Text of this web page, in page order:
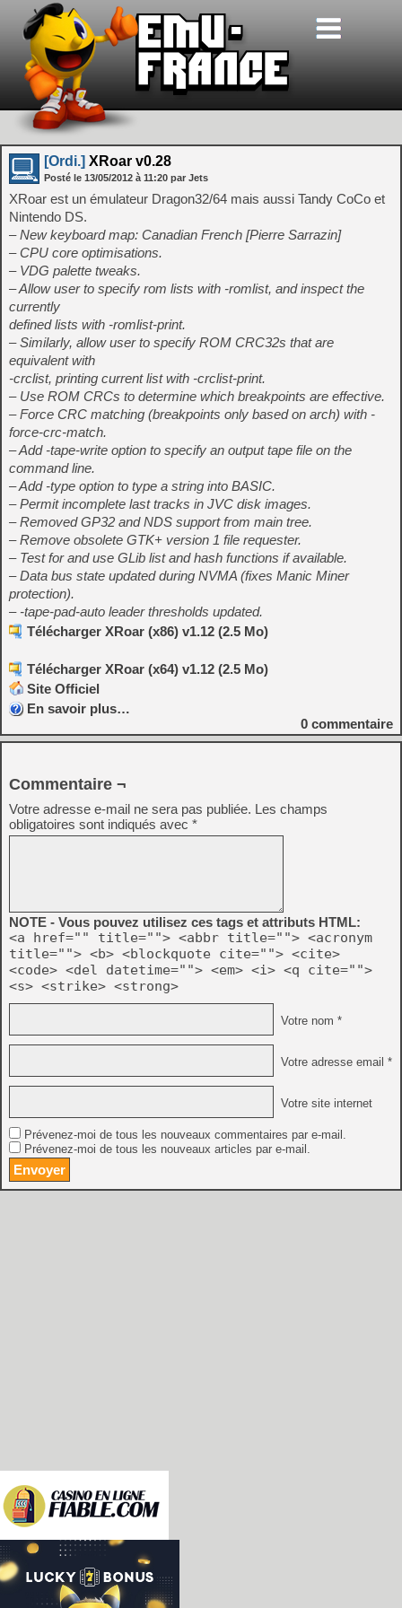
[Ordi.] XRoar v0.28
Posté le 13/05/2012 à 11:20 par Jets
XRoar est un émulateur Dragon32/64 mais aussi Tandy CoCo et
Nintendo DS.
– New keyboard map: Canadian French [Pierre Sarrazin]
– CPU core optimisations.
– VDG palette tweaks.
– Allow user to specify rom lists with -romlist, and inspect the
currently
defined lists with -romlist-print.
– Similarly, allow user to specify ROM CRC32s that are
equivalent with
-crclist, printing current list with -crclist-print.
– Use ROM CRCs to determine which breakpoints are effective.
– Force CRC matching (breakpoints only based on arch) with -
force-crc-match.
– Add -tape-write option to specify an output tape file on the
command line.
– Add -type option to type a string into BASIC.
– Permit incomplete last tracks in JVC disk images.
– Removed GP32 and NDS support from main tree.
– Remove obsolete GTK+ version 1 file requester.
– Test for and use GLib list and hash functions if available.
– Data bus state updated during NVMA (fixes Manic Miner
protection).
– -tape-pad-auto leader thresholds updated.
Télécharger XRoar (x86) v1.12 (2.5 Mo)
Télécharger XRoar (x64) v1.12 (2.5 Mo)
Site Officiel
En savoir plus…
0 commentaire
Commentaire ¬
Votre adresse e-mail ne sera pas publiée. Les champs
obligatoires sont indiqués avec *
NOTE - Vous pouvez utilisez ces tags et attributs HTML:
<a href="" title=""> <abbr title=""> <acronym
title=""> <b> <blockquote cite=""> <cite>
<code> <del datetime=""> <em> <i> <q cite="">
<s> <strike> <strong>
Votre nom *
Votre adresse email *
Votre site internet
Prévenez-moi de tous les nouveaux commentaires par e-mail.
Prévenez-moi de tous les nouveaux articles par e-mail.